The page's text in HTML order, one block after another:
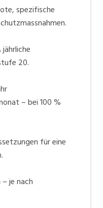
spezifische
20.
– bei 100 %
für eine
je nach